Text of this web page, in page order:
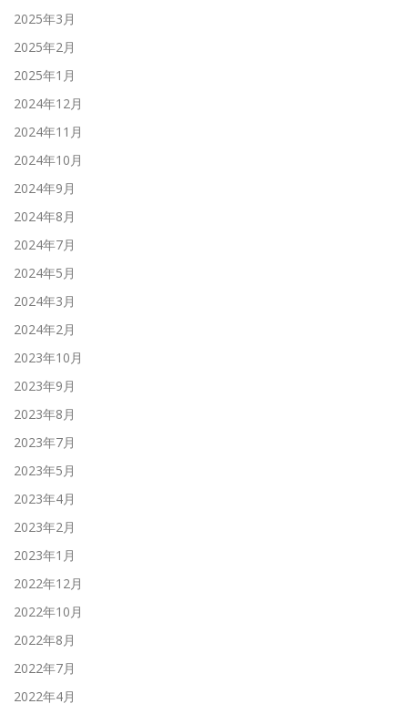
2025年3月
2025年2月
2025年1月
2024年12月
2024年11月
2024年10月
2024年9月
2024年8月
2024年7月
2024年5月
2024年3月
2024年2月
2023年10月
2023年9月
2023年8月
2023年7月
2023年5月
2023年4月
2023年2月
2023年1月
2022年12月
2022年10月
2022年8月
2022年7月
2022年4月